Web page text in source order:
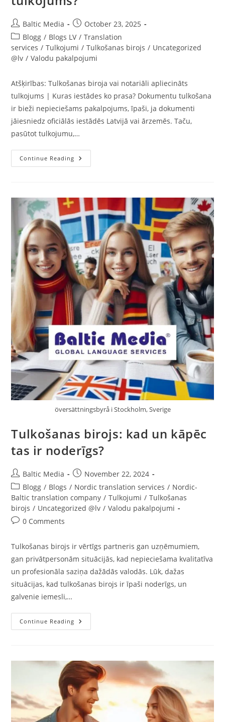
Post
author:
Baltic Media
Post
published:
October 23, 2025
Post
category:
Blogg / Blogs LV / Translation
services / Tulkojumi / Tulkošanas birojs / Uncategorized
@lv / Valodu pakalpojumi
Atšķirības: Tulkošanas biroja vai notariāli apliecināts
tulkojums | Kuras iestādes ko prasa? Dokumentu tulkošana
ir bieži nepieciešams pakalpojums, īpaši, ja dokumenti
jāiesniedz oficiālās iestādēs Latvijā vai ārzemēs. Taču,
pasūtot tulkojumu,…
Continue Reading Ar
Ko
Notariāli
Apliecināts
Tulkojums?
översättningsbyrå i Stockholm, Sverige
Tulkošanas birojs: kad un kāpēc
tas ir noderīgs?
Post
author:
Baltic Media
Post
published:
November 22, 2024
Post
category:
Blogg / Blogs / Nordic translation services / Nordic-
Baltic translation company / Tulkojumi / Tulkošanas
birojs / Uncategorized @lv / Valodu pakalpojumi
Post0 Comments
Tulkošanas birojs ir vērtīgs partneris gan uzņēmumiem,
gan privātpersonām situācijās, kad nepieciešama kvalitatīva
un profesionāla saziņa dažādās valodās. Lūk, dažas
situācijas, kad tulkošanas birojs ir īpaši noderīgs, un
galvenie iemesli,…
Continue Reading Tulkošanas
Birojs:
Ir
Noderīgs?